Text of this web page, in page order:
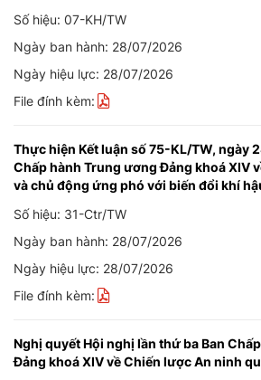
Số hiệu: 07-KH/TW
Ngày ban hành: 28/07/2026
Ngày hiệu lực: 28/07/2026
File đính kèm:
Thực hiện Kết luận số 75-KL/TW, ngày
Chấp hành Trung ương Đảng khoá XIV
và chủ động ứng phó với biến đổi khí
Số hiệu: 31-Ctr/TW
Ngày ban hành: 28/07/2026
Ngày hiệu lực: 28/07/2026
File đính kèm:
Nghị quyết Hội nghị lần thứ ba Ban
Đảng khoá XIV về Chiến lược An ninh